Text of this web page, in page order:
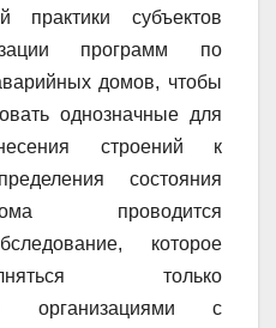
практики субъектов
программ по
домов, чтобы
однозначные для
строений к
состояния
проводится
которое
только
организациями с